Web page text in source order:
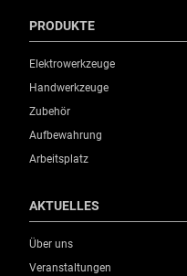
PRODUKTE
Elektrowerkzeuge
Handwerkzeuge
Zubehör
Aufbewahrung
Arbeitsplatz
AKTUELLES
Über uns
Veranstaltungen